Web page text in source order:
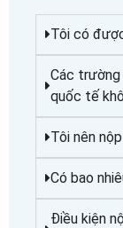
Tôi có
Các trường
quốc tế
Tôi nên
Có bao
Điều kiện